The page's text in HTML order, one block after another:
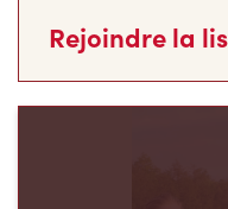
Rejoindre la